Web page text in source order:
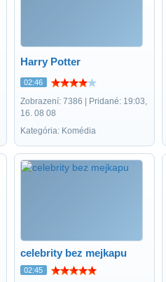
Harry Potter
02:46
Zobrazení: 7386 | Pridané: 19:03,
16. 08 08
Kategória: Komédia
celebrity bez mejkapu
02:45